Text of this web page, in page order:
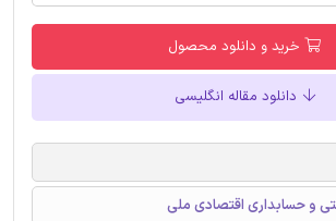
خرید و دانلود محصول
دانلود مقاله انگلیسی
و حسابداری اقتصادی ملی